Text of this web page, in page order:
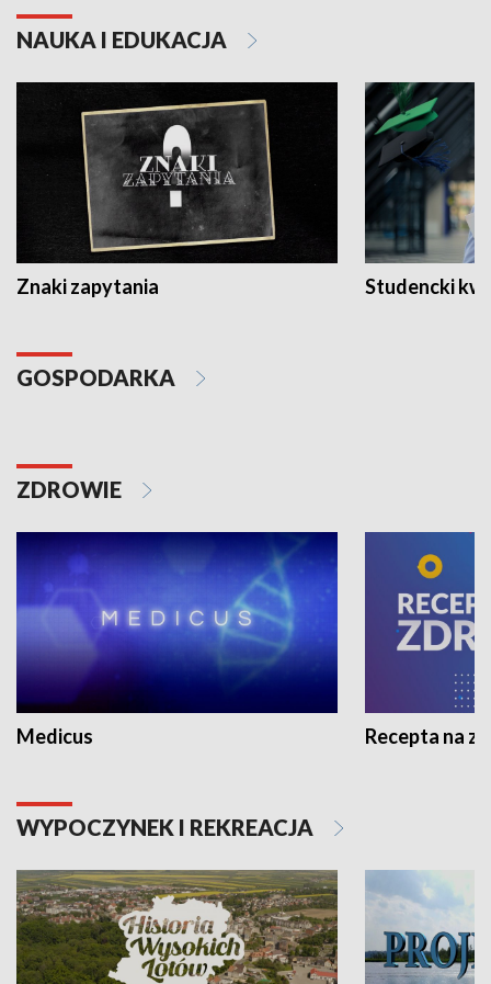
NAUKA I EDUKACJA
Znaki zapytania Studencki
GOSPODARKA
ZDROWIE
Medicus Recepta na
WYPOCZYNEK I REKREACJA